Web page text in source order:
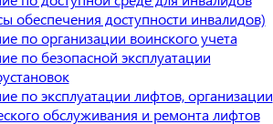
обеспечения доступности инвалидов)
по организации воинского учета
по безопасной эксплуатации
по эксплуатации лифтов, организации
обслуживания и ремонта лифтов